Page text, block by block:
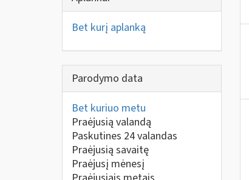
Bet kurį aplanką
Parodymo data
Bet kuriuo metu
Praėjusią valandą
Paskutines 24 valandas
Praėjusią savaitę
Praėjusį mėnesį